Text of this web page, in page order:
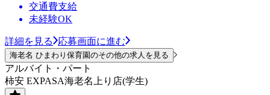
交通費支給
未経験OK
詳細を見る 応募画面に進む
海老名 ひまわり保育園のその他の求人を見る
アルバイト・パート
柿安 EXPASA海老名上り店(学生)